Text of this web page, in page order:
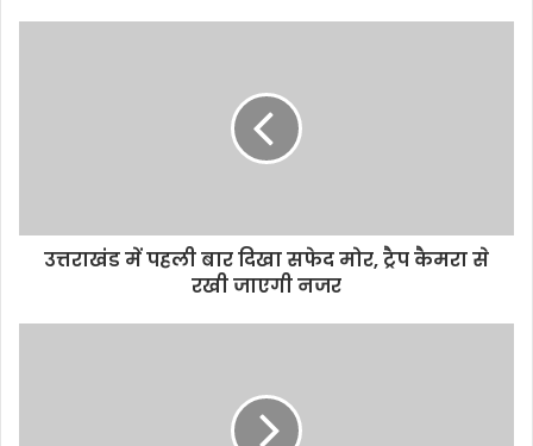
उत्तराखंड में पहली बार दिखा सफेद मोर, ट्रैप कैमरा से
रखी जाएगी नजर